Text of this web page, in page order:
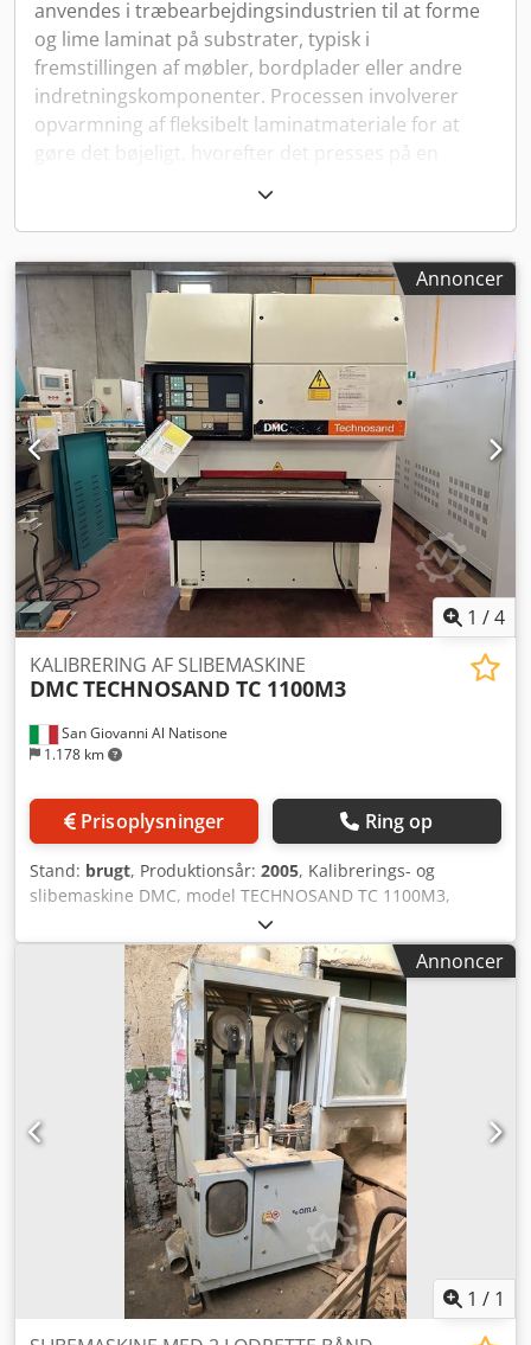
anvendes i træbearbejdingsindustrien til at forme
og lime laminat på substrater, typisk i
fremstillingen af møbler, bordplader eller andre
indretningskomponenter. Processen involverer
opvarmning af fleksibelt laminatmateriale for at
gøre det bøjeligt, hvorefter det presses på en
sikre, at laminatet klæber godt og får en glat,
afrundet kant langs siderne på substratet. Dette
gør postforming til en essentiel teknik for at opnå
slidstærke og æstetisk tiltalende overflader.
Annoncer
1 /4
San Giovanni Al Natisone
1.178 km
KALIBRERING AF SLIBEMASKINE
DMCTECHNOSAND TC 1100M3
Prisoplysninger Ring op
Stand: brugt, Produktionsår: 2005, Kalibrerings- og
slibemaskine DMC, model TECHNOSAND TC 1100M3,
arbejdsbredde 1100 mm, CE-mærket - brugt. - Valse: 18,5
kW - 90 sh - Ø 250 mm - Valse: 15,0 kW - 70 sh - Ø 250 mm
- Valse: 11,0 kW - 40 sh - Ø 330 mm - 3 uafhængige motorer
- Arbejdsbredde: 1100 mm - Udstyret med sliske til korte
emner (kortemnedispositiv) Crjdpfx Ahsmxggysmsf -
Årgang: 2005
Annoncer
1 / 1